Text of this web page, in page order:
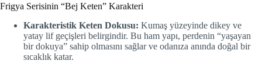
Frigya Serisinin “Bej Keten” Karakteri
Karakteristik Keten Dokusu: Kumaş yüzeyinde dikey ve
yatay lif geçişleri belirgindir. Bu ham yapı, perdenin “yaşayan
bir dokuya” sahip olmasını sağlar ve odanıza anında doğal bir
sıcaklık katar.